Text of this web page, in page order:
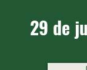
29 de